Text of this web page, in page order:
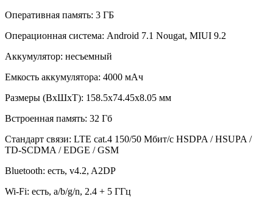
Оперативная память: 3 ГБ
Операционная система: Android 7.1 Nougat, MIUI 9.2
Аккумулятор: несъемный
Емкость аккумулятора: 4000 мАч
Размеры (ВxШxТ): 158.5x74.45x8.05 мм
Встроенная память: 32 Гб
Стандарт связи: LTE cat.4 150/50 Мбит/с HSDPA / HSUPA /
TD-SCDMA / EDGE / GSM
Bluetooth: есть, v4.2, A2DP
Wi-Fi: есть, a/b/g/n, 2.4 + 5 ГГц